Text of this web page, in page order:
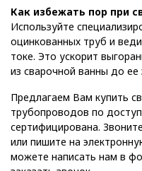
Как избежать пор при
Используйте
оцинкованных труб и
токе. Это ускорит
из сварочной ванны до ее
Предлагаем Вам купить
трубопроводов по
сертифицирована.
или пишите на
можете написать нам в